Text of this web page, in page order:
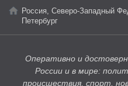
Россия, Северо-Западный
Петербург
Оперативно и
России и в мире:
происшествия, спорт,